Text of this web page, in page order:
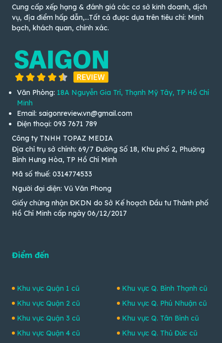
Cung cấp xếp hạng & đánh giá các cơ sở kinh doanh, dịch
vụ, địa điểm hấp dẫn,...Tất cả được dựa trên tiêu chí: Minh
bạch, khách quan, chính xác.
Văn Phòng: 18A Nguyễn Gia Trí, Thạnh Mỹ Tây, TP Hồ Chí
Minh
Email: saigonreview.vn@gmail.com
Điện thoại: 093 7671 789
Công ty TNHH TOPAZ MEDIA
Địa chỉ trụ sở chính: 69/7 Đường Số 18, Khu phố 2, Phường
Bình Hưng Hòa, TP Hồ Chí Minh
Mã số thuế: 0314774533
Người đại diện: Vũ Văn Phong
Giấy chứng nhận ĐKDN do Sở Kế hoạch Đầu tư Thành phố
Hồ Chí Minh cấp ngày 06/12/2017
Điểm đến
Khu vực Quận 1 cũ
Khu vực Quận 2 cũ
Khu vực Quận 3 cũ
Khu vực Quận 4 cũ
Khu vực Q. Bình Thạnh cũ
Khu vực Q. Phú Nhuận cũ
Khu vực Q. Tân Bình cũ
Khu vực Q. Thủ Đức cũ